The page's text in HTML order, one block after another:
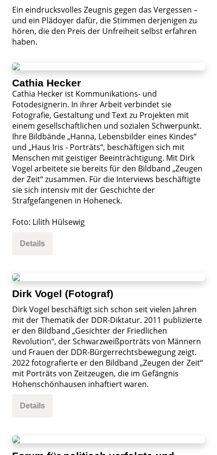
Ein eindrucksvolles Zeugnis gegen das Vergessen –
und ein Plädoyer dafür, die Stimmen derjenigen zu
hören, die den Preis der Unfreiheit selbst erfahren
haben.
Cathia Hecker
Cathia Hecker ist Kommunikations- und
Fotodesignerin. In ihrer Arbeit verbindet sie
Fotografie, Gestaltung und Text zu Projekten mit
einem gesellschaftlichen und sozialen Schwerpunkt.
Ihre Bildbände „Hanna, Lebensbilder eines Kindes“
und „Haus Iris - Porträts“, beschäftigen sich mit
Menschen mit geistiger Beeinträchtigung. Mit Dirk
Vogel arbeitete sie bereits für den Bildband „Zeugen
der Zeit“ zusammen. Für die Interviews beschäftigte
sie sich intensiv mit der Geschichte der
Strafgefangenen in Hoheneck.
Foto: Lilith Hülsewig
Details
Dirk Vogel (Fotograf)
Dirk Vogel beschäftigt sich schon seit vielen Jahren
mit der Thematik der DDR-Diktatur. 2011 publizierte
er den Bildband „Gesichter der Friedlichen
Revolution“, der Schwarzweißporträts von Männern
und Frauen der DDR-Bürgerrechtsbewegung zeigt.
2022 fotografierte er den Bildband „Zeugen der Zeit“
mit Porträts von Zeitzeugen, die im Gefängnis
Hohenschönhausen inhaftiert waren.
Details